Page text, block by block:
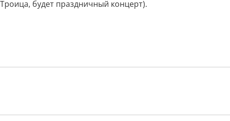
будет праздничный концерт).